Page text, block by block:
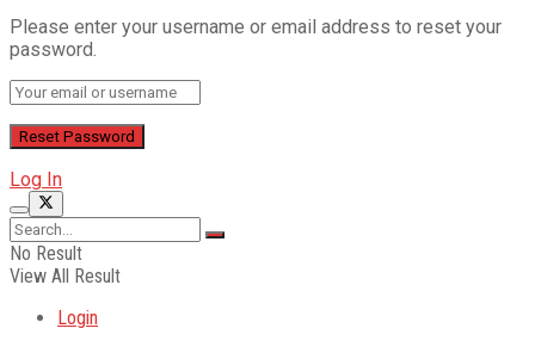
Please enter your username or email address to reset your
password.
Log In
No Result
View All Result
Login